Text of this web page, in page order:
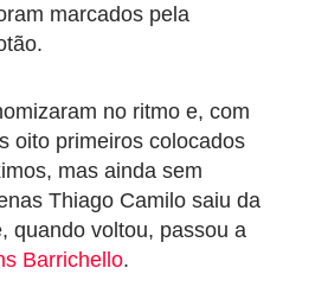
marcados pela
no ritmo e, com
oito primeiros colocados
mas ainda sem
Thiago Camilo saiu da
quando voltou, passou a
Barrichello.